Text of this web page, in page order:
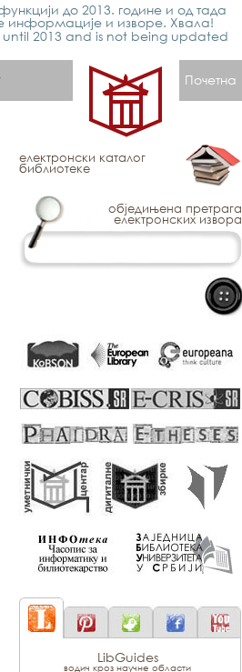
до 2013. године и од тада
информације и изворе. Хвала!
2013 and is not being updated
Почетна
електронски каталог
библиотеке
обједињена претрага
електронских извора